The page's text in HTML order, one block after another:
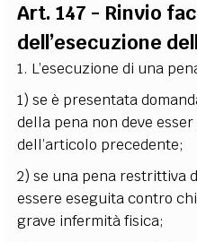
Art. 147 - Rinvio
dell’esecuzione
1. L’esecuzione di una
1) se è presentata
della pena non deve
dell’articolo precedente;
2) se una pena restrittiva
essere eseguita contro
grave infermità fisica;